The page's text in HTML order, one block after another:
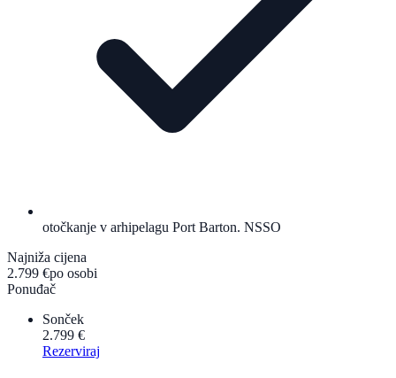
otočkanje v arhipelagu Port Barton. NSSO
Najniža cijena
2.799 €po osobi
Ponuđač
Sonček
2.799 €
Rezerviraj